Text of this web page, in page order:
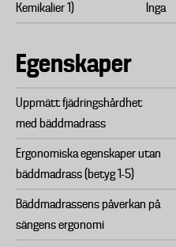
Kemikalier 1) Inga
Egenskaper
Uppmätt fjädringshårdhet
med bäddmadrass
Ergonomiska egenskaper utan
bäddmadrass (betyg 1-5)
Bäddmadrassens påverkan på
sängens ergonomi